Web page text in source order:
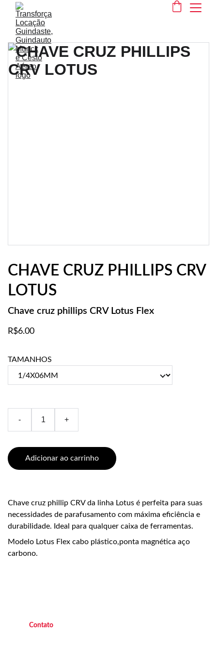
CHAVE CRUZ PHILLIPS CRV
LOTUS
Chave cruz phillips CRV Lotus Flex
R$6.00
TAMANHOS
- +
Adicionar ao carrinho
Chave cruz phillip CRV da linha Lotus é perfeita para suas
necessidades de parafusamento com máxima eficiência e
durabilidade. Ideal para qualquer caixa de ferramentas.
Modelo Lotus Flex cabo plástico,ponta magnética aço
carbono.
Contato